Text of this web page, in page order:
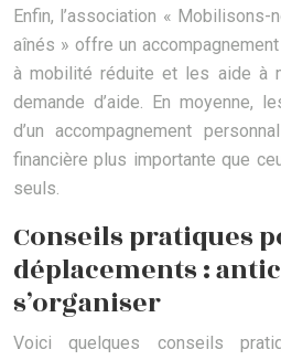
Enfin, l’association «
aînés » offre un
à mobilité réduite et les aide à
demande d’aide. En moyenne,
d’un accompagnement
financière plus importante que
seuls.
Conseils pratiques
déplacements :
s’organiser
Voici quelques conseils